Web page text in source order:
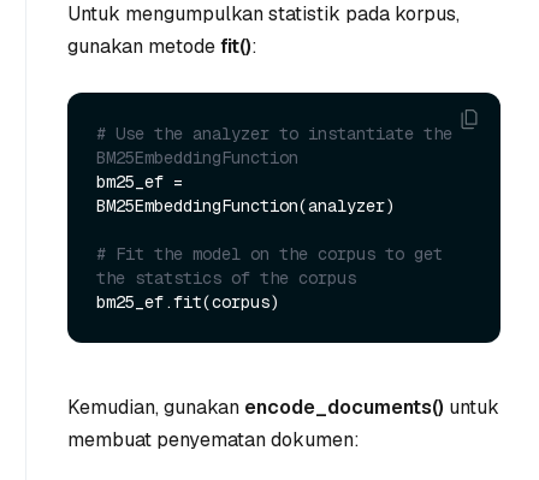
Untuk mengumpulkan statistik pada korpus,
gunakan metodefit():
# Use the analyzer to instantiate the
BM25EmbeddingFunction
bm25_ef =
BM25EmbeddingFunction(analyzer)
# Fit the model on the corpus to get
the statstics of the corpus
Kemudian, gunakan encode_documents() untuk
membuat penyematan dokumen: